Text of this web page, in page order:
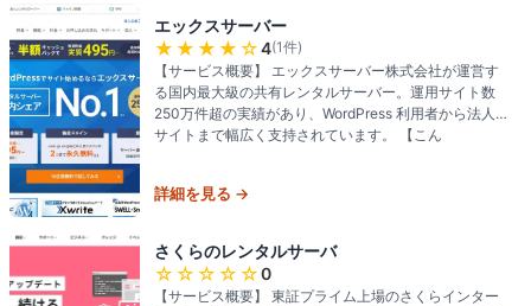
エックスサーバー
★★★★ ☆4(1件)
【サービス概要】 エックスサーバー株式会社が運営す
る国内最大級の共有レンタルサーバー。運用サイト数
250万件超の実績があり、WordPress 利用者から法人
サイトまで幅広く支持されています。 【こん
詳細を見る →
さくらのレンタルサーバ
☆☆☆☆☆0
【サービス概要】 東証プライム上場のさくらインター